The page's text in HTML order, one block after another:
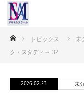
ホームトピックス 未
ク・スタディ～ 32
2026.02.23 未